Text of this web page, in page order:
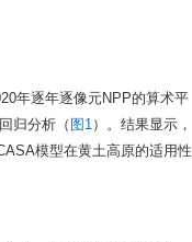
年逐年逐像元NPP的算术平
归分析（ 图1）。结果显示，
模型在黄土高原的适用性